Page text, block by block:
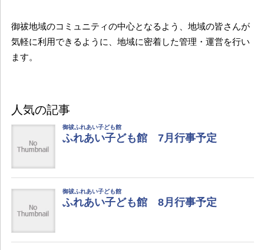
御祓地域のコミュニティの中心となるよう、地域の皆さんが
気軽に利用できるように、地域に密着した管理・運営を行い
ます。
人気の記事